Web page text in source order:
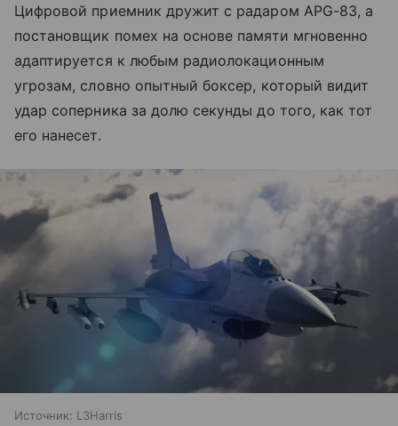
Цифровой приемник дружит с радаром APG-83, а
постановщик помех на основе памяти мгновенно
адаптируется к любым радиолокационным
угрозам, словно опытный боксер, который видит
удар соперника за долю секунды до того, как тот
его нанесет.
Источник: L3Harris